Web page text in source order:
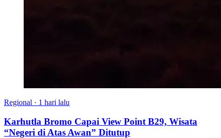
Regional · 1 hari lalu
Karhutla Bromo Capai View Point B29, Wisata
“Negeri di Atas Awan” Ditutup